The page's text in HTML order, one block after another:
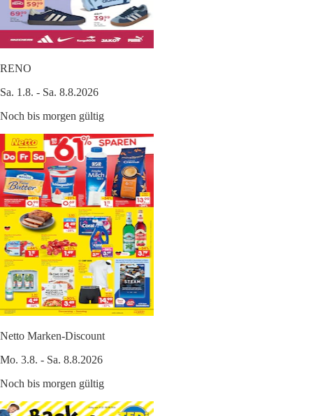
RENO
Sa. 1.8. - Sa. 8.8.2026
Noch bis morgen gültig
Netto Marken-Discount
Mo. 3.8. - Sa. 8.8.2026
Noch bis morgen gültig